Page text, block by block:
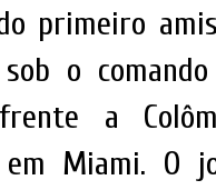
primeiro
o
frente a
Miami. O